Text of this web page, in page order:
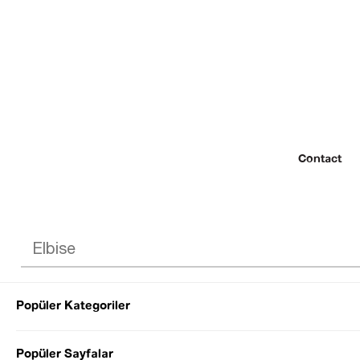
Contact
Popüler Kategoriler
Popüler Sayfalar